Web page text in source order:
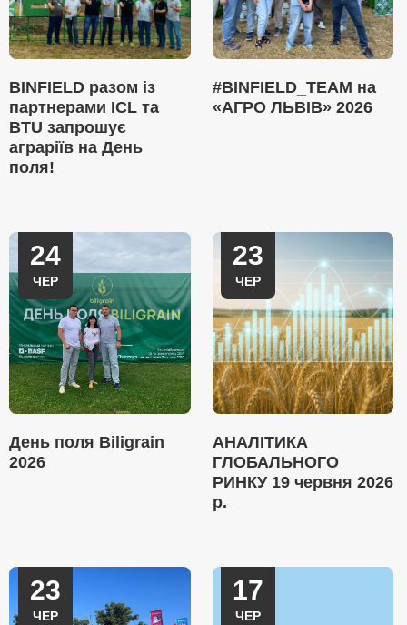
BINFIELD разом із
партнерами ICL та
BTU запрошує
аграріїв на День
поля!
#BINFIELD_TEAM на
«АГРО ЛЬВІВ» 2026
24
ЧЕР
День поля Biligrain
2026
23
ЧЕР
АНАЛІТИКА
ГЛОБАЛЬНОГО
РИНКУ 19 червня 2026
р.
23
ЧЕР
17
ЧЕР